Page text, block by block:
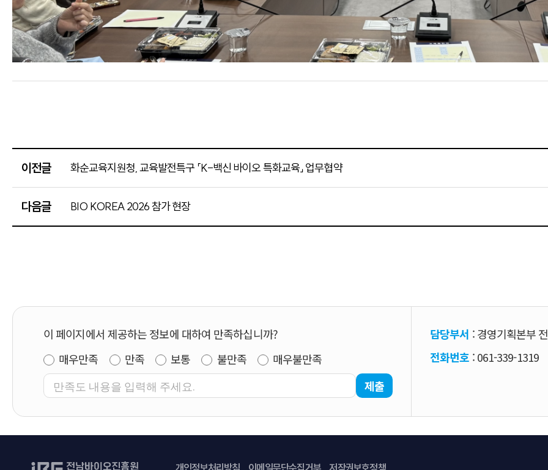
이전글 화순교육지원청, 교육발전특구 「K-백신 바이오 특화교육」 업무협약
다음글 BIO KOREA 2026 참가 현장
이 페이지에서 제공하는 정보에 대하여 만족하십니까?
매우만족
만족 보통 불만족
매우불만족
제출
담당부서 : 경영기획본부
전화번호 : 061-339-1319